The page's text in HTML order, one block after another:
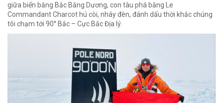
giữa biển băng Bắc Băng Dương, con tàu phá băng Le
Commandant Charcot hú còi, nháy đèn, đánh dấu thời khắc chúng
tôi chạm tới 90° Bắc – Cực Bắc Địa lý.